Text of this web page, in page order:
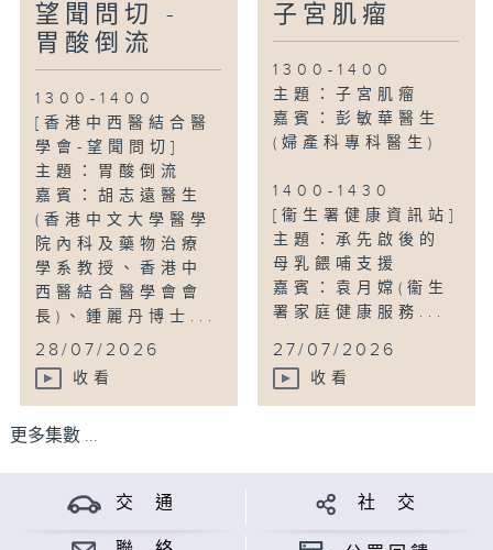
望聞問切 -
胃酸倒流
1300-1400
[香港中西醫結合醫
學會-望聞問切]
主題：胃酸倒流
嘉賓：胡志遠醫生
(香港中文大學醫學
院內科及藥物治療
學系教授、香港中
西醫結合醫學會會
長)、鍾麗丹博士...
28/07/2026
收看
子宮肌瘤
1300-1400
主題：子宮肌瘤
嘉賓：彭敏華醫生
(婦產科專科醫生)
1400-1430
[衞生署健康資訊站]
主題：承先啟後的
母乳餵哺支援
嘉賓：袁月嫦(衞生
署家庭健康服務...
27/07/2026
收看
更多集數 ...
交 通 社 交